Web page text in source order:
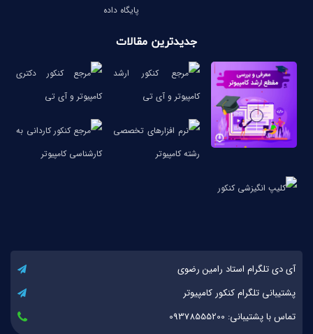
پایگاه داده
جدیدترین مقالات
آی دی تلگرام استاد رامین رضوی
پشتیبانی تلگرام کنکور کامپیوتر
تماس با پشتیبانی: 09378555200